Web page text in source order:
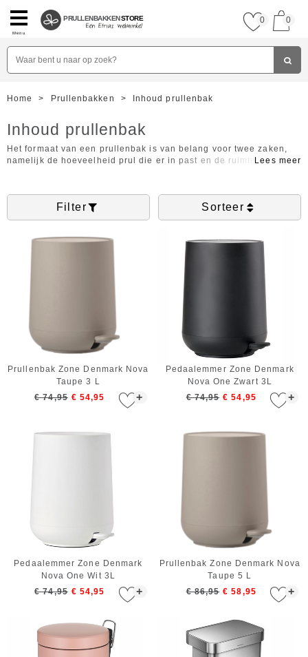
Menu
PRULLENBAKKENSTORE 0 0
Home > Prullenbakken > Inhoud prullenbak
Inhoud prullenbak
Het formaat van een prullenbak is van belang voor twee zaken,
namelijk de hoeveelheid prul die er in past en de ruimte die deze
voordat de prullenbak vol zit. De inhoud geeft natuurlijk ook een
indicatie van het formaat van de prullenbak, maar deze kunt u
preciezer bekijken door op een specifiek product te klikken. De
vuilniszakken u moet kopen voor deze prullenbak. Bekijk de
verschillende prullenbakken om te ontdekken welke aan uw
Filter Sorteer
+
Prullenbak Zone Denmark Nova
Taupe 3 L
€ 74,95 € 54,95 +
Pedaalemmer Zone Denmark
Nova One Zwart 3L
€ 74,95 € 54,95
+
Pedaalemmer Zone Denmark
Nova One Wit 3L
€ 74,95 € 54,95 +
Prullenbak Zone Denmark Nova
Taupe 5 L
€ 86,95 € 58,95